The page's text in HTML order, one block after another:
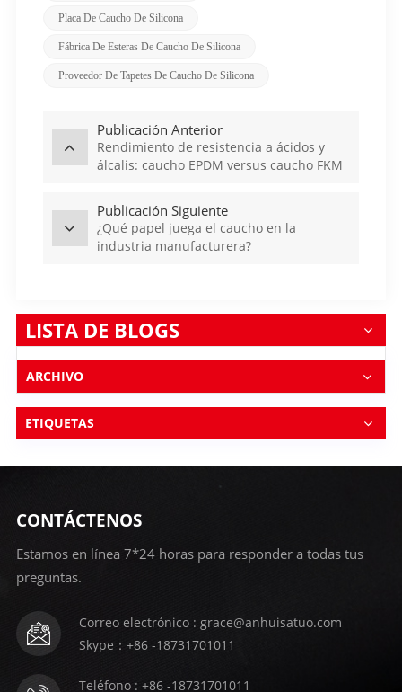
Placa De Caucho De Silicona
Fábrica De Esteras De Caucho De Silicona
Proveedor De Tapetes De Caucho De Silicona
Publicación Anterior
Rendimiento de resistencia a ácidos y
álcalis: caucho EPDM versus caucho FKM
Publicación Siguiente
¿Qué papel juega el caucho en la
industria manufacturera?
LISTA DE BLOGS
ARCHIVO
ETIQUETAS
CONTÁCTENOS
Estamos en línea 7*24 horas para responder a todas tus
preguntas.
Correo electrónico : grace@anhuisatuo.com
Skype：+86 -18731701011
Teléfono : +86 -18731701011